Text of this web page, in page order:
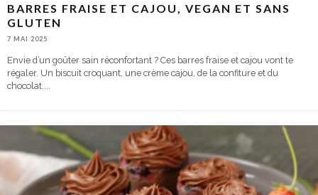
BARRES FRAISE ET CAJOU, VEGAN ET SANS
GLUTEN
7 MAI 2025
Envie d’un goûter sain réconfortant ? Ces barres fraise et cajou vont te
régaler. Un biscuit croquant, une crème cajou, de la confiture et du
chocolat.